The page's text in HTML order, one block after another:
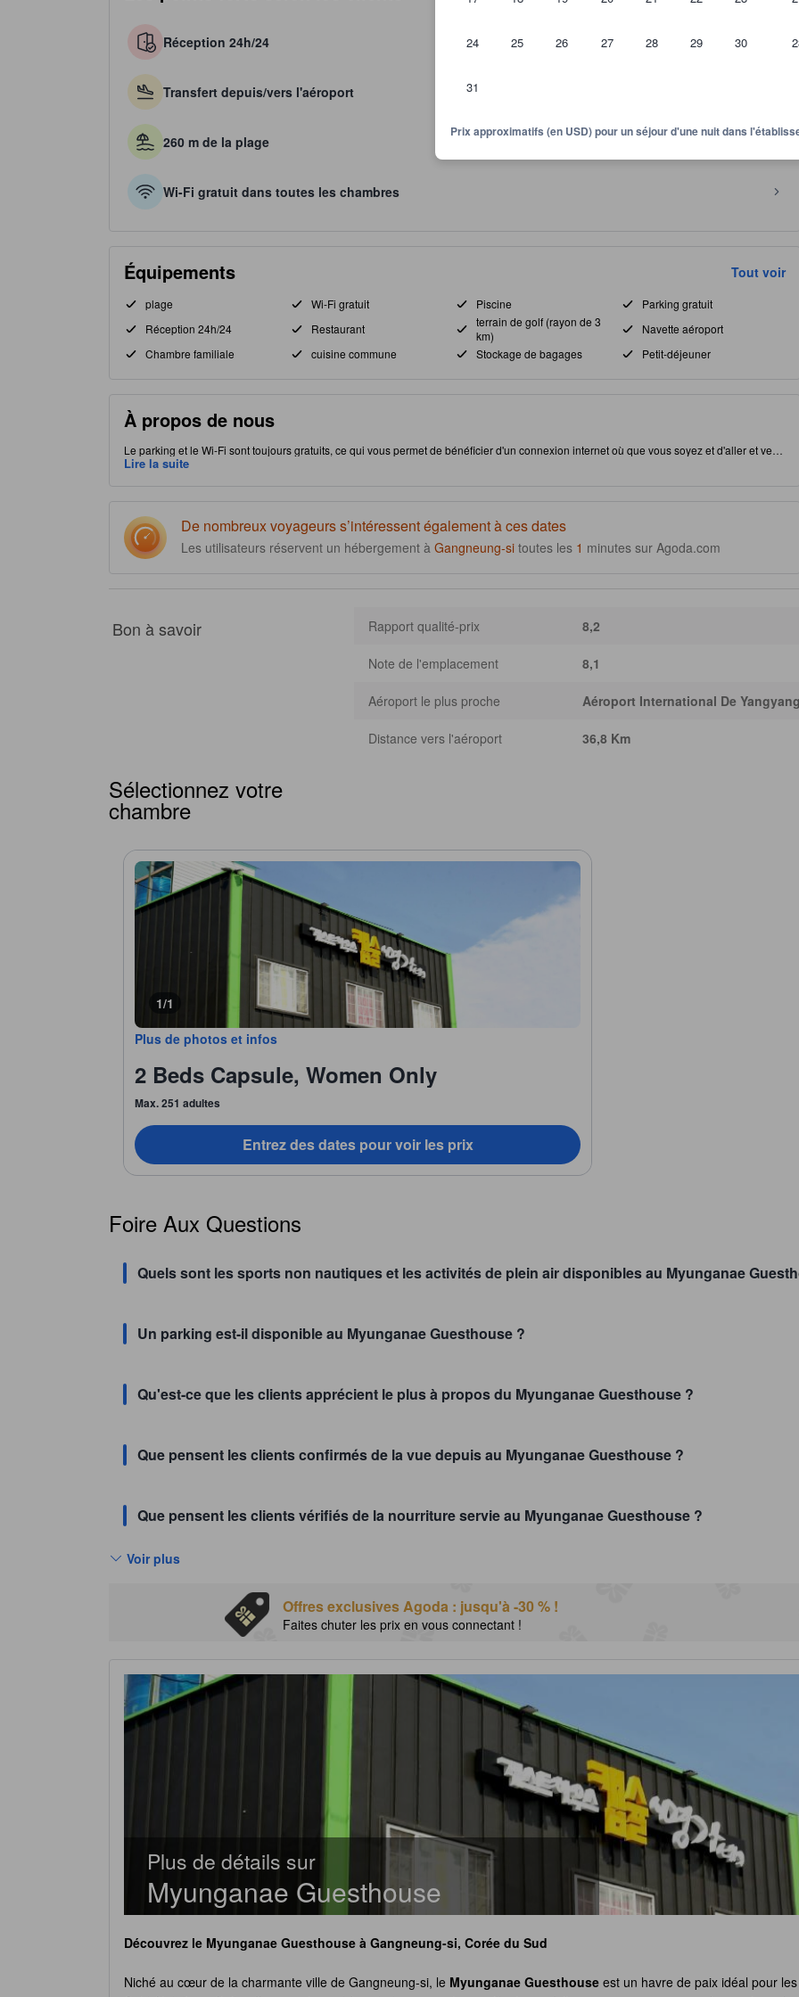
24 25 26 27 28 29 30
31
Prix approximatifs (en USD) pour un séjour d'une nuit dans
Réception 24h/24
Transfert depuis/vers l'aéroport
260 m de la plage
Wi-Fi gratuit dans toutes les chambres
Équipements Tout voir
plage Wi-Fi gratuit Piscine
Parking gratuit
Réception 24h/24
Restaurant
terrain de golf (rayon de 3
km)
Navette aéroport
Chambre familiale
cuisine commune Stockage de bagages Petit-déjeuner
À propos de nous
Le parking et le Wi-Fi sont toujours gratuits, ce qui vous permet de bénéficier d'un connexion internet où que vous soyez et d'aller et venir
à votre guise. Idéalement situé, Donghae East Side Sea à Gangneung-si, cet établissement vous permet d'accéder facilement à des
Lire la suite
De nombreux voyageurs s’intéressent également à ces dates
Les utilisateurs réservent un hébergement à Gangneung-si toutes les 1 minutes sur Agoda.com
Bon à savoir Rapport qualité-prix 8,2
Note de l'emplacement 8,1
Aéroport le plus proche Aéroport International De
Distance vers l'aéroport 36,8 Km
Sélectionnez votre
chambre
1/1
Plus de photos et infos
2 Beds Capsule, Women Only
Max. 251 adultes
Entrez des dates pour voir les prix
Foire Aux Questions
Quels sont les sports non nautiques et les activités de plein air disponibles au Myunganae
Un parking est-il disponible au Myunganae Guesthouse ?
Qu'est-ce que les clients apprécient le plus à propos du Myunganae Guesthouse ?
Que pensent les clients confirmés de la vue depuis au Myunganae Guesthouse ?
Que pensent les clients vérifiés de la nourriture servie au Myunganae Guesthouse ?
Voir plus
Offres exclusives Agoda : jusqu'à -30 % !
Faites chuter les prix en vous connectant !
Plus de détails sur
Myunganae Guesthouse
Découvrez le Myunganae Guesthouse à Gangneung-si, Corée du Sud
Niché au cœur de la charmante ville de Gangneung-si, le Myunganae Guesthouse est un havre de paix idéal pour